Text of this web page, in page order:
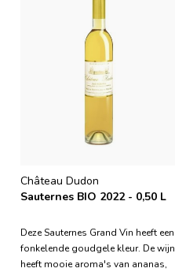
Château Dudon
Sauternes BIO 2022 - 0,50 L
Deze Sauternes Grand Vin heeft een
fonkelende goudgele kleur. De wijn
heeft mooie aroma's van ananas,